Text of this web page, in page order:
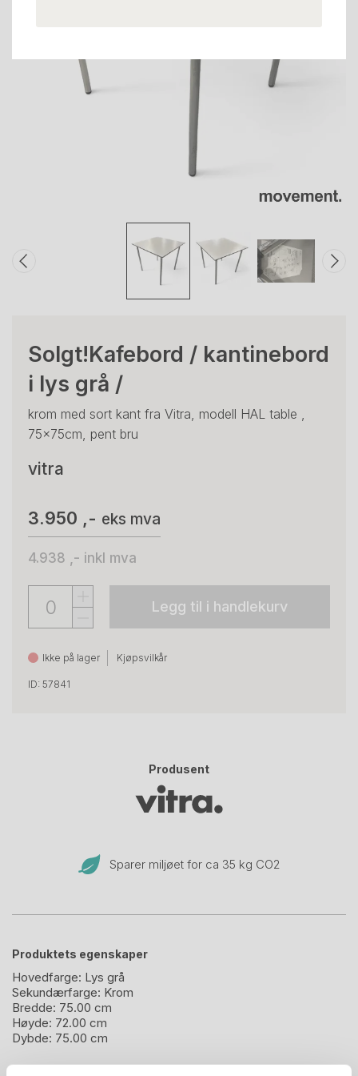
Solgt!Kafebord / kantinebord
i lys grå /
krom med sort kant fra Vitra, modell HAL table ,
75x75cm, pent bru
vitra
3.950 ,- eks mva
4.938 ,- inkl mva
Legg til i handlekurv
Ikke på lager Kjøpsvilkår
ID: 57841
Produsent
Sparer miljøet for ca 35 kg CO2
Produktets egenskaper
Hovedfarge: Lys grå
Sekundærfarge: Krom
Bredde: 75.00 cm
Høyde: 72.00 cm
Dybde: 75.00 cm